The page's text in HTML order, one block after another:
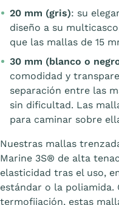
20 mm (gris): su
diseño a su
que las mallas de 15
30 mm (blanco o
comodidad y
separación entre las
sin dificultad. Las
para caminar sobre
Nuestras mallas
Marine 3S® de alta
elasticidad tras el uso,
estándar o la poliamida.
termofijación, estas